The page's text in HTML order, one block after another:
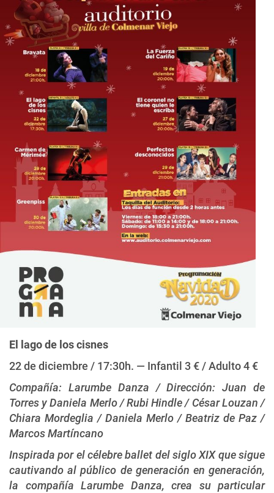
El lago de los cisnes
22 de diciembre / 17:30h. — Infantil 3 € / Adulto 4 €
Compañía: Larumbe Danza / Dirección: Juan de
Torres y Daniela Merlo / Rubi Hindle / César Louzan /
Chiara Mordeglia / Daniela Merlo / Beatriz de Paz /
Marcos Martíncano
Inspirada por el célebre ballet del siglo XIX que sigue
cautivando al público de generación en generación,
la compañía Larumbe Danza, crea su particular